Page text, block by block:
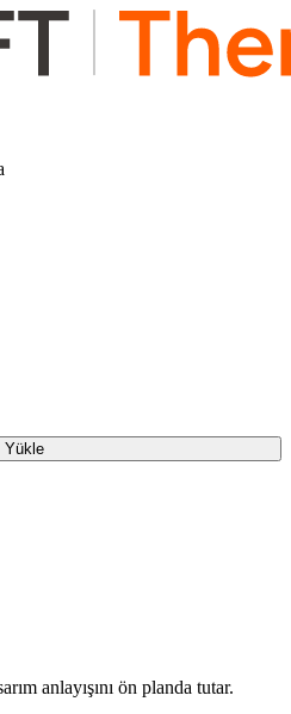
Yükle
anlayışını ön planda tutar.